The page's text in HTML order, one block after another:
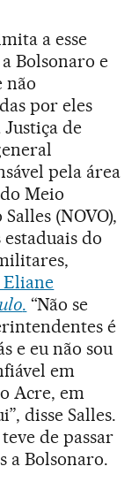
a esse
Bolsonaro e
não
por eles
de
pela área
Meio
(NOVO),
do
Eliane
. “Não se
é
e eu não sou
em
Acre, em
disse Salles.
de passar
a Bolsonaro.